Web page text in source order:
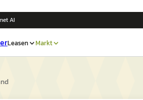
AI
Leasen Markt